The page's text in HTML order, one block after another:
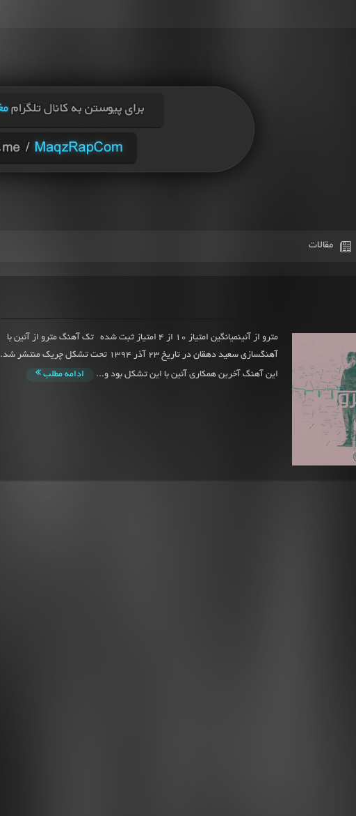
مقالات
مترو از آئینمیانگین امتیاز 10 از 4 امتیاز ثبت شده تک آهنگ مترو از آئین با
آهنگسازی سعید دهقان در تاریخ 23 آذر 1394 تحت تشکل چریک منتشر شد.
این آهنگ آخرین همکاری آئین با این تشکل بود و... ادامه مطلب